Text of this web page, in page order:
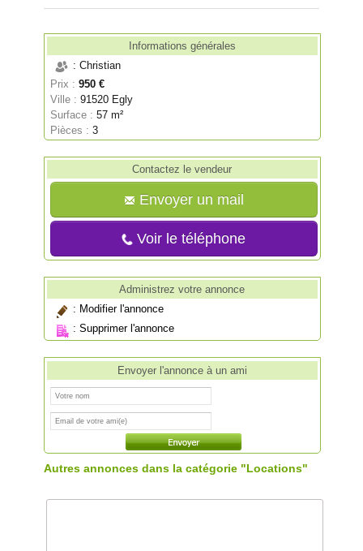
Informations générales
: Christian
Prix : 950 €
Ville :91520 Egly
Surface : 57 m²
Pièces : 3
Contactez le vendeur
Envoyer un mail
Voir le téléphone
Administrez votre annonce
: Modifier l'annonce
:Supprimer l'annonce
Envoyer l'annonce à un ami
Autres annonces dans la catégorie "Locations"